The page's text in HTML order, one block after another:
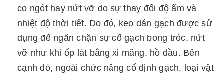
co ngót hay nứt vỡ do sự thay đổi độ ẩm và
nhiệt độ thời tiết. Do đó, keo dán gạch được sử
dụng để ngăn chặn sự cố gạch bong tróc, nứt
vỡ như khi ốp lát bằng xi măng, hồ dầu. Bên
cạnh đó, ngoài chức năng cố định gạch, loại vật